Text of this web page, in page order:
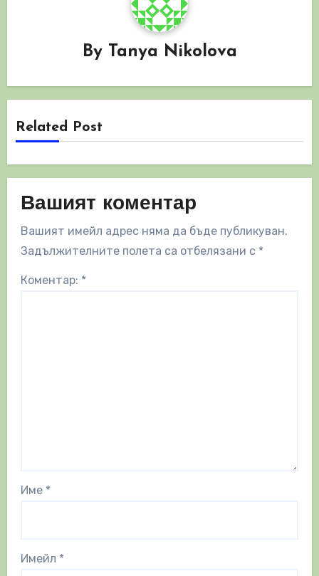
By Tanya Nikolova
Related Post
Вашият коментар
Вашият имейл адрес няма да бъде публикуван.
Задължителните полета са отбелязани с *
Коментар: *
Име *
Имейл *